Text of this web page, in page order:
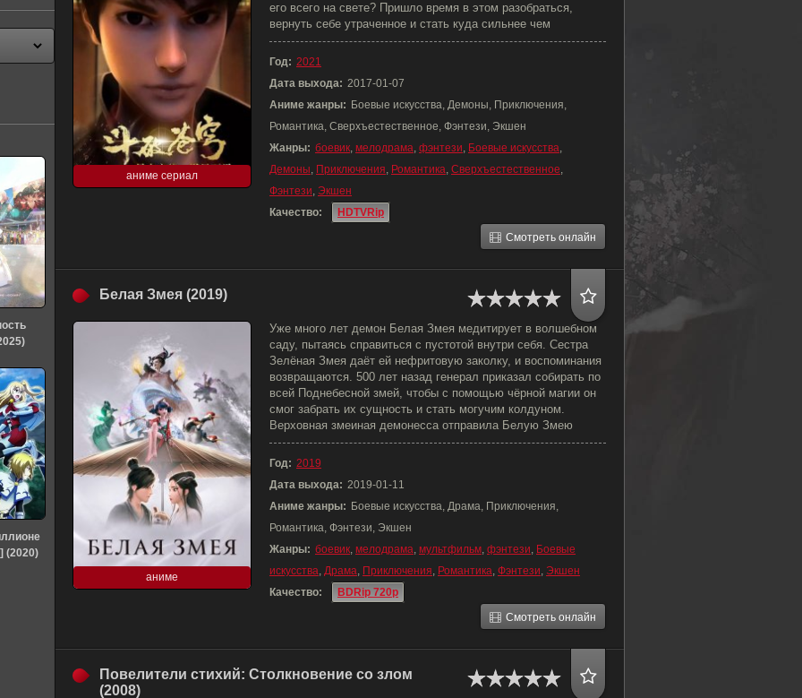
аниме сериал
его всего на свете? Пришло время в этом разобраться,
вернуть себе утраченное и стать куда сильнее чем
Год: 2021
Дата выхода: 2017-01-07
Аниме жанры: Боевые искусства, Демоны, Приключения,
Романтика, Сверхъестественное, Фэнтези, Экшен
Жанры: боевик, мелодрама, фэнтези, Боевые искусства,
Демоны, Приключения, Романтика, Сверхъестественное,
Фэнтези, Экшен
Качество:
HDTVRip
Смотреть онлайн
Белая Змея (2019)
аниме
Уже много лет демон Белая Змея медитирует в волшебном
саду, пытаясь справиться с пустотой внутри себя. Сестра
Зелёная Змея даёт ей нефритовую заколку, и воспоминания
возвращаются. 500 лет назад генерал приказал собирать по
всей Поднебесной змей, чтобы с помощью чёрной магии он
смог забрать их сущность и стать могучим колдуном.
Верховная змеиная демонесса отправила Белую Змею
Год: 2019
Дата выхода: 2019-01-11
Аниме жанры: Боевые искусства, Драма, Приключения,
Романтика, Фэнтези, Экшен
Жанры: боевик, мелодрама, мультфильм, фэнтези, Боевые
искусства, Драма, Приключения, Романтика, Фэнтези, Экшен
Качество:
BDRip 720p
Смотреть онлайн
Повелители стихий: Столкновение со злом
(2008)
(2020)